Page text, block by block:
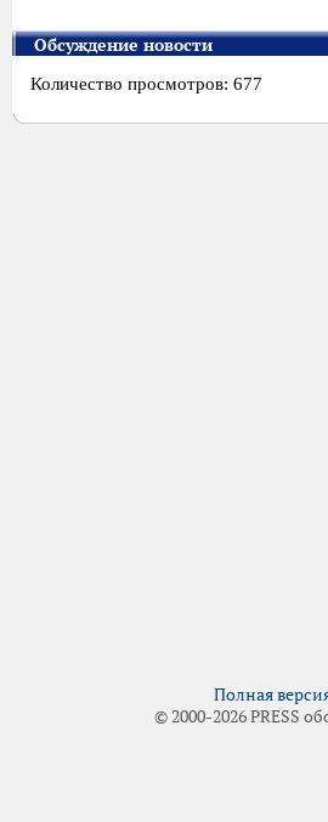
Обсуждение новости
Количество просмотров: 677
Полная
© 2000-2026 PRESS